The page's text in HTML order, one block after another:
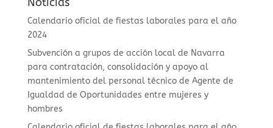
Calendario oficial de fiestas laborales para el año
2024
Subvención a grupos de acción local de Navarra
para contratación, consolidación y apoyo al
mantenimiento del personal técnico de Agente de
Igualdad de Oportunidades entre mujeres y
hombres